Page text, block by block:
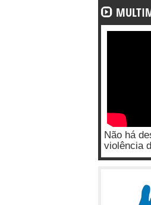
Não há
violência